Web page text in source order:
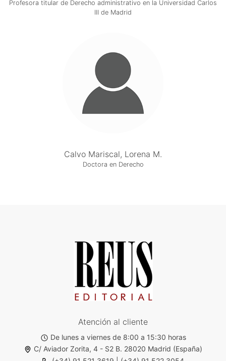
Profesora titular de Derecho administrativo en la Universidad Carlos
III de Madrid
Calvo Mariscal, Lorena M.
Doctora en Derecho
Atención al cliente
De lunes a viernes de 8:00 a 15:30 horas
C/ Aviador Zorita, 4 - S2 B. 28020 Madrid (España)